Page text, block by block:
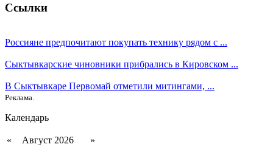
Ссылки
Россияне предпочитают покупать технику рядом с ...
Сыктывкарские чиновники прибрались в Кировском ...
В Сыктывкаре Первомай отметили митингами, ...
Реклама.
Календарь
« Август 2026
»